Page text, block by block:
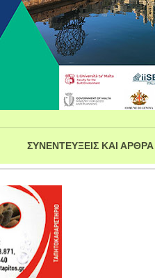
ΣΥΝΕΝΤΕΥΞΕΙΣ ΚΑΙ ΑΡΘΡΑ